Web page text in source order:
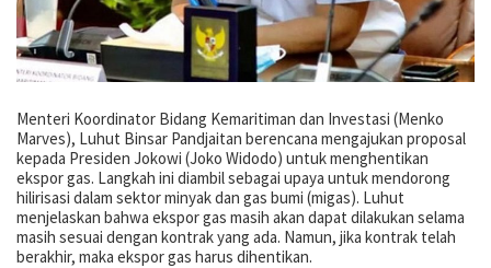
Menteri Koordinator Bidang Kemaritiman dan Investasi (Menko
Marves), Luhut Binsar Pandjaitan berencana mengajukan proposal
kepada Presiden Jokowi (Joko Widodo) untuk menghentikan
ekspor gas. Langkah ini diambil sebagai upaya untuk mendorong
hilirisasi dalam sektor minyak dan gas bumi (migas). Luhut
menjelaskan bahwa ekspor gas masih akan dapat dilakukan selama
masih sesuai dengan kontrak yang ada. Namun, jika kontrak telah
berakhir, maka ekspor gas harus dihentikan.